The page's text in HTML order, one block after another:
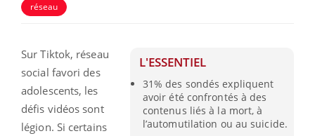
réseau
L'ESSENTIEL
31% des sondés expliquent
avoir été confrontés à des
contenus liés à la mort, à
l’automutilation ou au suicide.
Sur Tiktok, réseau
social favori des
adolescents, les
défis vidéos sont
légion. Si certains